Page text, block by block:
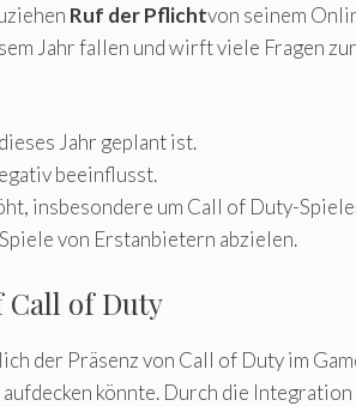
Ruf der Pflichtvon seinem
Jahr fallen und wirft viele Fragen
Jahr geplant ist.
beeinflusst.
insbesondere um Call of Duty-
von Erstanbietern abzielen.
Call of Duty
der Präsenz von Call of Duty im
könnte. Durch die